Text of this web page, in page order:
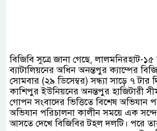
বিজিবি সুত্রে জানা গেছে, লালমনিরহাট-১৫
ব্যাটালিয়নের অধিন অনন্তপুর ক্যাম্পের
সোমবার (২৯ ডিসেম্বর) সন্ধ্যা সাড়ে ৭
কাশিপুর ইউনিয়নের অনন্তপুর হাজিটারী
গোপন সংবাদের ভিত্তিতে বিশেষ অভিযান
অভিযান পরিচালনা কালীন সময়ে এক
আসতে দেখে বিজিবির টহল দলটি। পরে